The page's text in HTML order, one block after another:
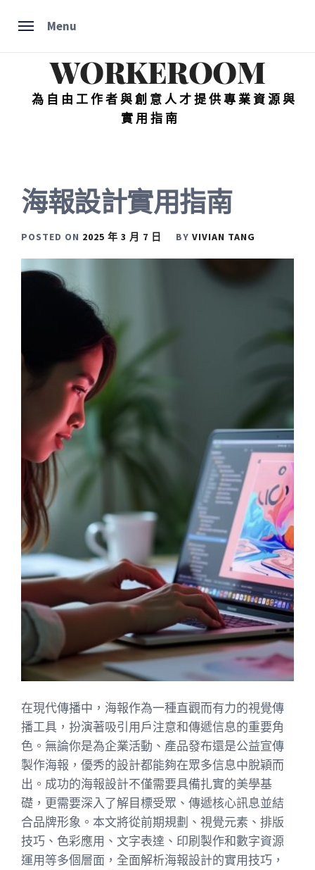
Menu
WORKEROOM
為自由工作者與創意人才提供專業資源與
實用指南
海報設計實用指南
POSTED ON 2025 年 3 月 7 日 BY VIVIAN TANG
在現代傳播中，海報作為一種直觀而有力的視覺傳
播工具，扮演著吸引用戶注意和傳遞信息的重要角
色。無論你是為企業活動、產品發布還是公益宣傳
製作海報，優秀的設計都能夠在眾多信息中脫穎而
出。成功的海報設計不僅需要具備扎實的美學基
礎，更需要深入了解目標受眾、傳遞核心訊息並結
合品牌形象。本文將從前期規劃、視覺元素、排版
技巧、色彩應用、文字表達、印刷製作和數字資源
運用等多個層面，全面解析海報設計的實用技巧，